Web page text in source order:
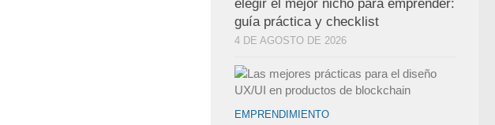
elegir el mejor nicho para emprender:
guía práctica y checklist
4 DE AGOSTO DE 2026
EMPRENDIMIENTO